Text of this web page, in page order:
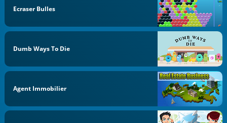
Ecraser Bulles
Dumb Ways To Die
Agent Immobilier